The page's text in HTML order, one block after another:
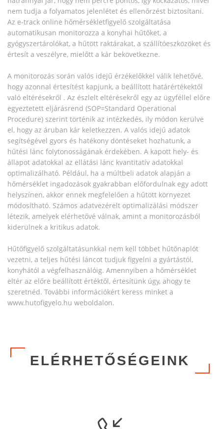
nem tudja a folyamatos jelenlétet és ellenőrzést biztosítani.
Az e-track online hőmérsékletfigyelő szolgáltatása
automatikusan monitorozza a konyhai hűtőket, a
gyógyszertárolókat, a hűtött raktárakat, a szállítóeszközöket és
értesít a veszélyre, mielőtt a kár bekövetkezne.
A monitorozás során valós idejű érzékelőkkel válik lehetővé,
hogy azonnal értesítést kapjunk, a beállított határértékektől
való eltérésekről . Az észlelt eltérésekről egy az ügyféllel előre
egyeztetett eljárásrend (SOP=Standard Operational
Procedure) szerint történik az intézkedés, ily módon kerülve
el, hogy az áruban kár keletkezzen. A valós idejű adatok
segítségével gyors és hatékony döntéseket hozhatunk, a
hűtési lánc folytonosságának érdekében. A kapott hely- és
állapot adatokkal az ellátási lánc kvantitatív adatokkal
optimalizálható. Például, ha a múltbeli adatok alapján a
hőmérséklet ingadozások gyakrabban előfordulnak egy adott
helyszínen, akkor ennek megfelelően a hűtött környezet
módosítható. Számos adatvezérelt optimalizálási módszer
létezik, amelyek elérhetővé válnak, amint a monitorozásból
kiderülnek a kritikus adatok.
Hűtőfigyelő szolgáltatásunkkal nem kell többet hűtőnaplót
vezetni, a teljes hűtési láncot tudjuk figyelni a gyártástól,
konyhától a végfelhasználóig. Amennyiben a hőmérséklet
eltér az előre beállított értéktől, értesítünk úgy, ahogy te
szeretnéd. További információkért keress minket a
www.hutofigyelo.hu weboldalon.
ELÉRHETŐSÉGEINK